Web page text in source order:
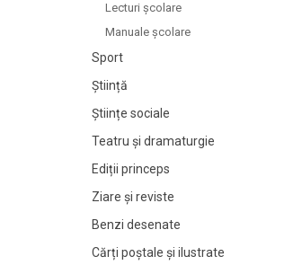
Lecturi şcolare
Manuale şcolare
Sport
Știință
Științe sociale
Teatru și dramaturgie
Ediții princeps
Ziare şi reviste
Benzi desenate
Cărți poștale și ilustrate